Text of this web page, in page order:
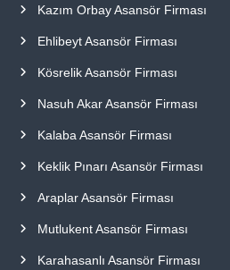
Kazım Orbay Asansör Firması
Ehlibeyt Asansör Firması
Kösrelik Asansör Firması
Nasuh Akar Asansör Firması
Kalaba Asansör Firması
Keklik Pınarı Asansör Firması
Araplar Asansör Firması
Mutlukent Asansör Firması
Karahasanlı Asansör Firması